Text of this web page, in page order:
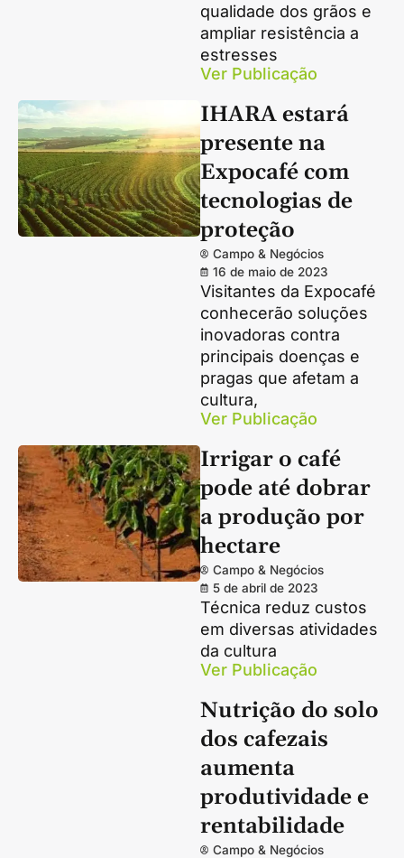
qualidade dos grãos e
ampliar resistência a
estresses
Ver Publicação
IHARA estará
presente na
Expocafé com
tecnologias de
proteção
Campo & Negócios
16 de maio de 2023
Visitantes da Expocafé
conhecerão soluções
inovadoras contra
principais doenças e
pragas que afetam a
cultura,
Ver Publicação
Irrigar o café
pode até dobrar
a produção por
hectare
Campo & Negócios
5 de abril de 2023
Técnica reduz custos
em diversas atividades
da cultura
Ver Publicação
Nutrição do solo
dos cafezais
aumenta
produtividade e
rentabilidade
Campo & Negócios